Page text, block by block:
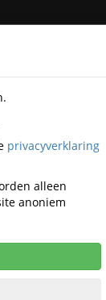
privacyverklaring
alleen
anoniem